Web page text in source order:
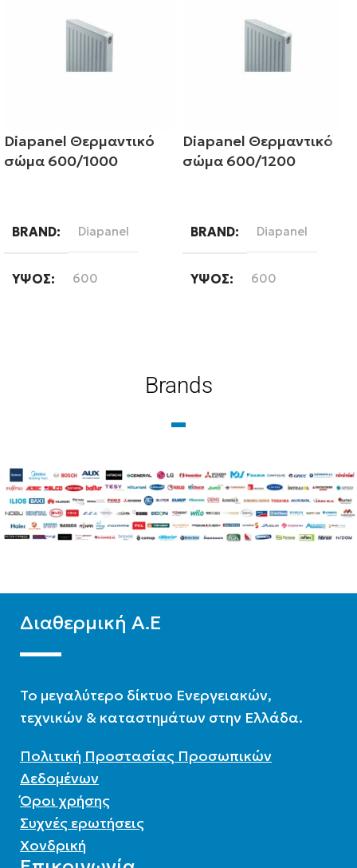
Diapanel Θερμαντικό
σώμα 600/1000
BRAND Diapanel
ΎΨΟΣ 600
Δίστηλο ,Μονόστηλο ,
Τρίστηλο
Diapanel Θερμαντικό
σώμα 600/1200
BRAND Diapanel
ΎΨΟΣ 600
ΤΎΠΟΣ ΒΡΌΓΧΟΥ
Δίστηλο ,Μονόστηλο ,
Τρίστηλο
Brands
Διαθερμική Α.Ε
To μεγαλύτερο δίκτυο Ενεργειακών,
τεχνικών & καταστημάτων στην Ελλάδα.
Πολιτική Προστασίας Προσωπικών
Δεδομένων
Όροι χρήσης
Συχνές ερωτήσεις
Χονδρική